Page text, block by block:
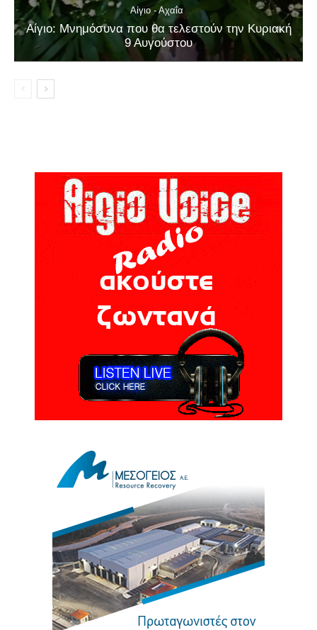
Αίγιο - Αχαΐα
Αίγιο: Μνημόσυνα που θα τελεστούν την Κυριακή
9 Αυγούστου